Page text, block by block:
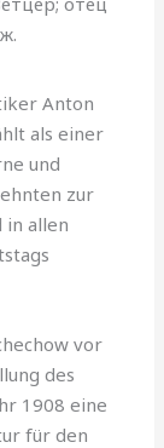
Anton
als einer
und
zur
in allen
vor
des
1908 eine
für den